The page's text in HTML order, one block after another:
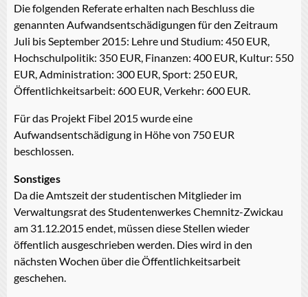
Die folgenden Referate erhalten nach Beschluss die
genannten Aufwandsentschädigungen für den Zeitraum
Juli bis September 2015: Lehre und Studium: 450 EUR,
Hochschulpolitik: 350 EUR, Finanzen: 400 EUR, Kultur: 550
EUR, Administration: 300 EUR, Sport: 250 EUR,
Öffentlichkeitsarbeit: 600 EUR, Verkehr: 600 EUR.
Für das Projekt Fibel 2015 wurde eine
Aufwandsentschädigung in Höhe von 750 EUR
beschlossen.
Sonstiges
Da die Amtszeit der studentischen Mitglieder im
Verwaltungsrat des Studentenwerkes Chemnitz-Zwickau
am 31.12.2015 endet, müssen diese Stellen wieder
öffentlich ausgeschrieben werden. Dies wird in den
nächsten Wochen über die Öffentlichkeitsarbeit
geschehen.